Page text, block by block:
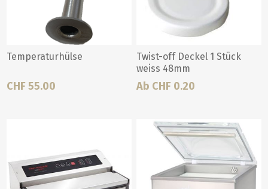
Temperaturhülse
CHF 55.00
Twist-off Deckel 1 Stück
weiss 48mm
Ab CHF 0.20